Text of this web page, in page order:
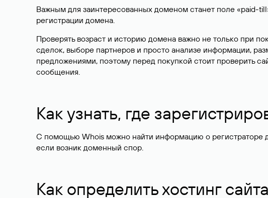
Важным для заинтересованных доменом станет поле «paid-
регистрации домена.
Проверять возраст и историю домена важно не только при
сделок, выборе партнеров и просто анализе информации,
предложениями, поэтому перед покупкой стоит проверить
сообщения.
Как узнать, где
С помощью Whois можно найти информацию о регистраторе
если возник доменный спор.
Как определить хостинг